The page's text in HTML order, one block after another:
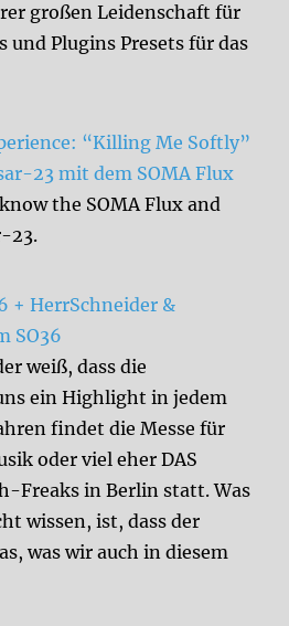
großen Leidenschaft für
und Plugins Presets für das
“Killing Me Softly”
23 mit dem SOMA Flux
the SOMA Flux and
23.
+ HerrSchneider &
SO36
weiß, dass die
ein Highlight in jedem
findet die Messe für
oder viel eher DAS
Freaks in Berlin statt. Was
wissen, ist, dass der
was wir auch in diesem